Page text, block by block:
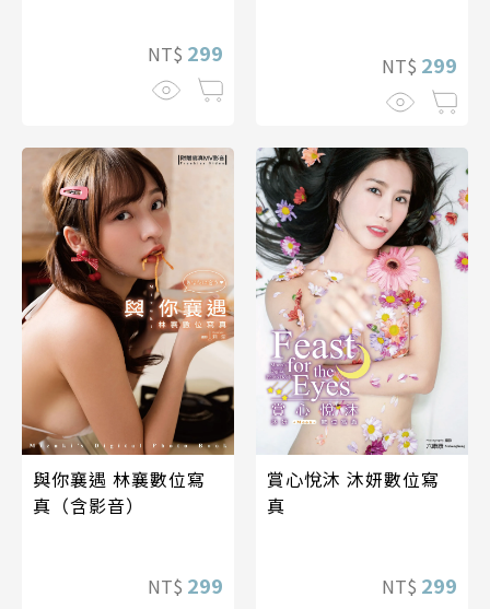
NT$ 299 NT$ 299
與你襄遇 林襄數位寫
真（含影音）
NT$ 299
賞心悅沐 沐妍數位寫
真
NT$ 299